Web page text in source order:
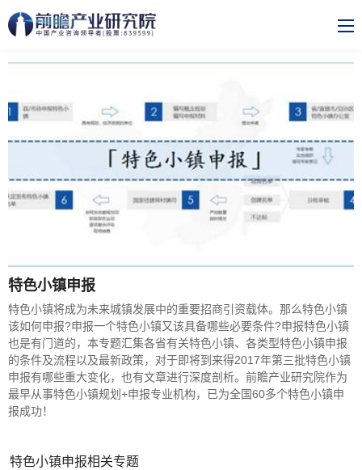
特色小镇申报
特色小镇将成为未来城镇发展中的重要招商引资载体。那么特色小镇
该如何申报?申报一个特色小镇又该具备哪些必要条件?申报特色小镇
也是有门道的，本专题汇集各省有关特色小镇、各类型特色小镇申报
的条件及流程以及最新政策，对于即将到来得2017年第三批特色小镇
申报有哪些重大变化，也有文章进行深度剖析。前瞻产业研究院作为
最早从事特色小镇规划+申报专业机构，已为全国60多个特色小镇申
报成功！
特色小镇申报相关专题